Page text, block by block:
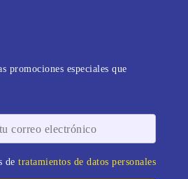
promociones especiales que
detratamientos de datos personales